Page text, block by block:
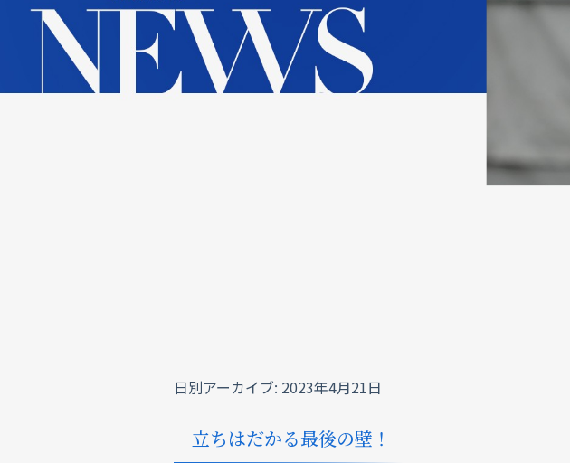
日別アーカイブ: 2023年4月21日
立ちはだかる最後の壁！